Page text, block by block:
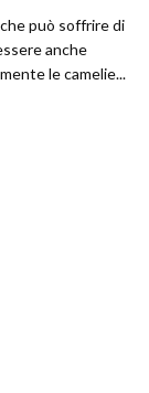
può soffrire di
anche
le camelie...